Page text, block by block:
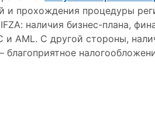
и прохождения процедуры
наличия бизнес-плана,
и AML. С другой стороны,